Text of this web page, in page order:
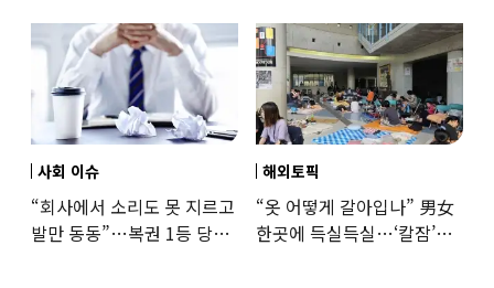
사회 이슈
“회사에서 소리도 못 지르고
발만 동동”…복권 1등 당첨
해외토픽
“옷 어떻게 갈아입나” 男女
한곳에 득실득실…‘칼잠’